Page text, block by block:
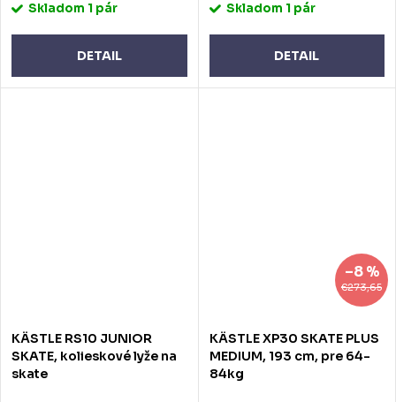
Skladom 1 pár
DETAIL
Skladom 1 pár
DETAIL
KÄSTLE RS10 JUNIOR
SKATE, kolieskové lyže na
skate
€273,65
–8 %
KÄSTLE XP30 SKATE PLUS
MEDIUM, 193 cm, pre 64-
84kg